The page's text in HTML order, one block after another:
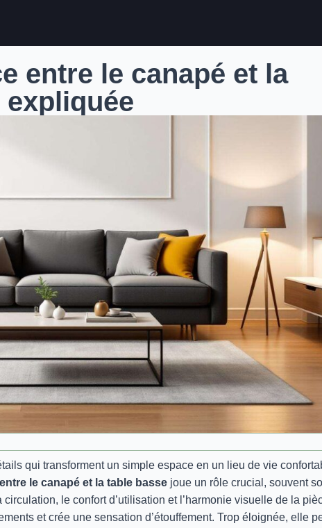
entre le canapé et la
qui transforment un simple espace en un lieu de vie
le canapé et la table basse joue un rôle crucial, souvent
le confort d’utilisation et l’harmonie visuelle de la
et crée une sensation d’étouffement. Trop éloignée, elle